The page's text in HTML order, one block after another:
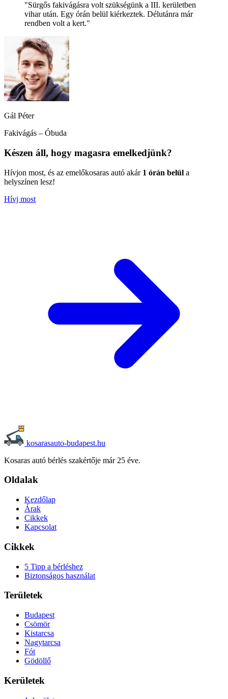
"Sürgős fakivágásra volt szükségünk a III. kerületben
vihar után. Egy órán belül kiérkeztek. Délutánra már
rendben volt a kert."
Gál Péter
Fakivágás – Óbuda
Készen áll, hogy magasra emelkedjünk?
Hívjon most, és az emelőkosaras autó akár 1 órán belül a
helyszínen lesz!
Hívj most
kosarasauto-budapest.hu
Kosaras autó bérlés szakértője már 25 éve.
Oldalak
Kezdőlap
Árak
Cikkek
Kapcsolat
Cikkek
5 Tipp a bérléshez
Biztonságos használat
Területek
Budapest
Csömör
Kistarcsa
Nagytarcsa
Fót
Gödöllő
Kerületek